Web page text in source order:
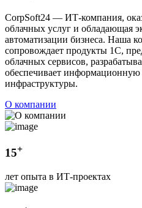
CorpSoft24 — ИТ-компания,
облачных услуг и обладающая
автоматизации бизнеса. Наша
сопровождает продукты 1С,
облачных сервисов,
обеспечивает информационную
инфраструктуры.
О компании
15+
лет опыта в ИТ-проектах